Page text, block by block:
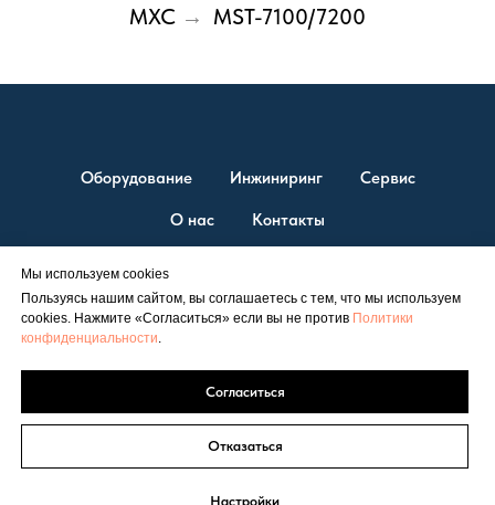
MXC → MST-7100/7200
Оборудование Инжиниринг Сервис
О нас Контакты
© ТД “ЭСТ” 2026. Единственный официальный представитель
Shuangliang на территории России.
+7 (812) 646-71-99|est@est-rus.ru
Политика конфиденциальности
Соглашение об обработке персональных данных
Мы используем cookies
Пользуясь нашим сайтом, вы соглашаетесь с тем, что мы используем
cookies. Нажмите «Согласиться» если вы не против Политики
конфиденциальности
Согласиться
Отказаться
Настройки